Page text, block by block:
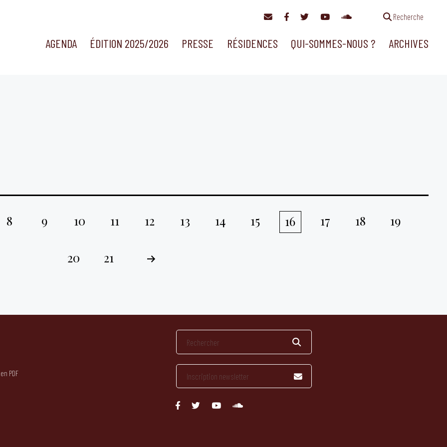
Recherche
AGENDA ÉDITION 2025/2026 PRESSE RÉSIDENCES QUI-SOMMES-NOUS ? ARCHIVES
8 9 10 11 12 13 14 15 16 17 18 19
20 21
PDF